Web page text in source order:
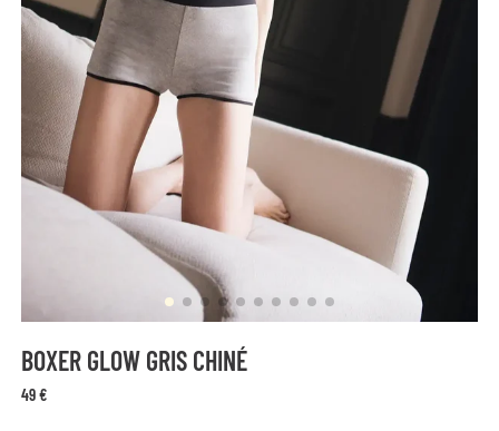
BOXER GLOW GRIS CHINÉ
49 €